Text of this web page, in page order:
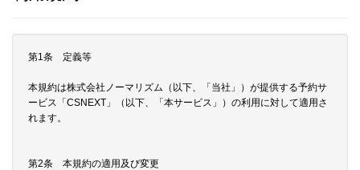
第1条 定義等
本規約は株式会社ノーマリズム（以下、「当社」）が提供する予約サ
ービス「CSNEXT」（以下、「本サービス」）の利用に対して適用さ
れます。
第2条 本規約の適用及び変更